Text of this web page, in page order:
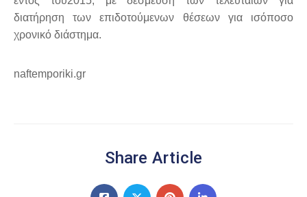
διατήρηση των επιδοτούμενων θέσεων για ισόποσο
χρονικό διάστημα.
naftemporiki.gr
Share Article